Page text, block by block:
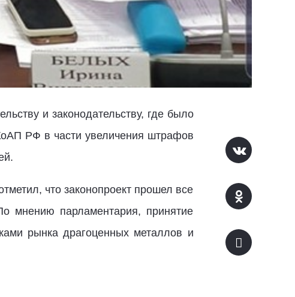
и законодательству, где было
РФ в части увеличения штрафов
что законопроект прошел все
мнению парламентария, принятие
рынка драгоценных металлов и